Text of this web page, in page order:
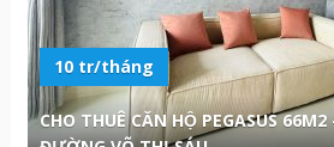
10 tr/tháng
CHO THUÊ CĂN HỘ PEGASUS